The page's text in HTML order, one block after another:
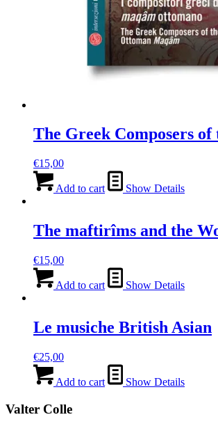
The Greek Composers
€15,00
Add to cart Show Details
The maftirîms and the
€15,00
Add to cart Show Details
Le musiche British Asian
€25,00
Add to cart Show Details
Valter Colle